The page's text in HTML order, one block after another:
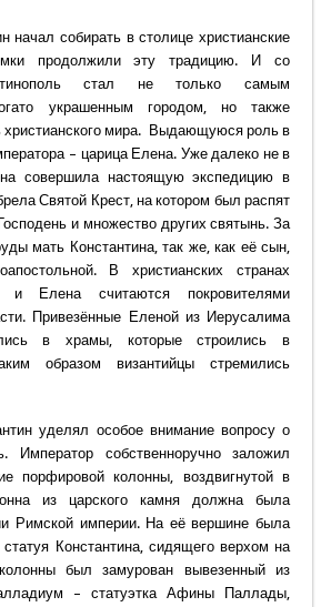
начал собирать в столице христианские
продолжили эту традицию. И со
стал не только самым
украшенным городом, но также
христианского мира. Выдающуюся роль в
– царица Елена. Уже далеко не в
совершила настоящую экспедицию в
Святой Крест, на котором был распят
и множество других святынь. За
мать Константина, так же, как её сын,
В христианских странах
и Елена считаются покровителями
Привезённые Еленой из Иерусалима
в храмы, которые строились в
образом византийцы стремились
уделял особое внимание вопросу о
Император собственноручно заложил
порфировой колонны, воздвигнутой в
из царского камня должна была
Римской империи. На её вершине была
статуя Константина, сидящего верхом на
был замурован вывезенный из
– статуэтка Афины Паллады,